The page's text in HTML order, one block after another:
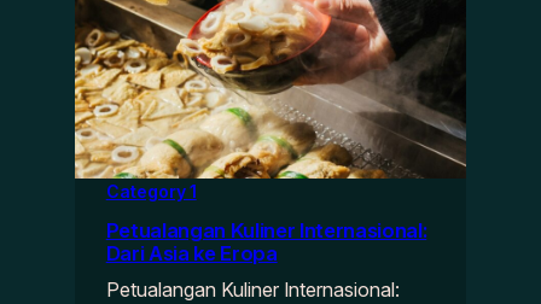
Category 1
Petualangan Kuliner Internasional:
Dari Asia ke Eropa
Petualangan Kuliner Internasional: